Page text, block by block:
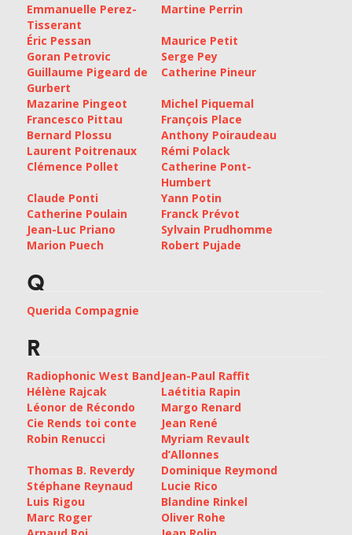
Emmanuelle Perez-
Tisserant
Martine Perrin
Éric Pessan
Maurice Petit
Goran Petrovic
Serge Pey
Guillaume Pigeard de
Gurbert
Catherine Pineur
Mazarine Pingeot
Michel Piquemal
Francesco Pittau
François Place
Bernard Plossu
Anthony Poiraudeau
Laurent Poitrenaux
Rémi Polack
Clémence Pollet
Catherine Pont-
Humbert
Claude Ponti
Yann Potin
Catherine Poulain
Franck Prévot
Jean-Luc Priano
Sylvain Prudhomme
Marion Puech
Robert Pujade
Q
Querida Compagnie
R
Radiophonic West Band Jean-Paul Raffit
Hélène Rajcak
Laétitia Rapin
Léonor de Récondo
Margo Renard
Cie Rends toi conte
Jean René
Robin Renucci
Myriam Revault
d’Allonnes
Thomas B. Reverdy
Dominique Reymond
Stéphane Reynaud
Lucie Rico
Luis Rigou
Blandine Rinkel
Marc Roger
Oliver Rohe